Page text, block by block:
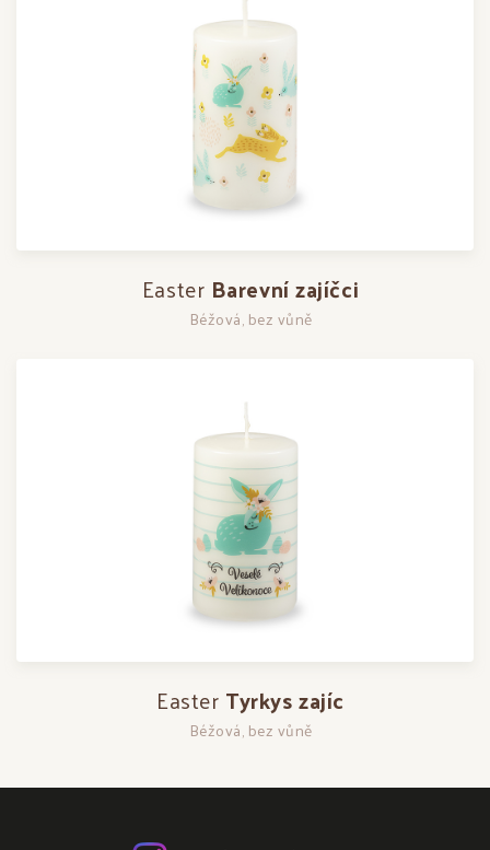
Easter Barevní zajíčci
Béžová, bez vůně
EasterTyrkys zajíc
Béžová, bez vůně